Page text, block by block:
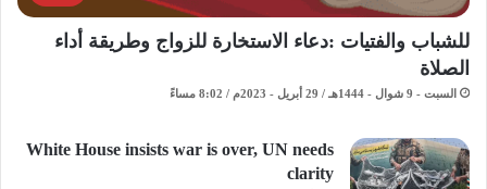
للشباب والفتيات :دعاء الاستخارة للزواج وطريقة أداء
الصلاة
السبت - 9 شوال - 1444هـ / 29 أبريل - 2023م / 8:02 مساءً
White House insists war is over, UN needs
clarity